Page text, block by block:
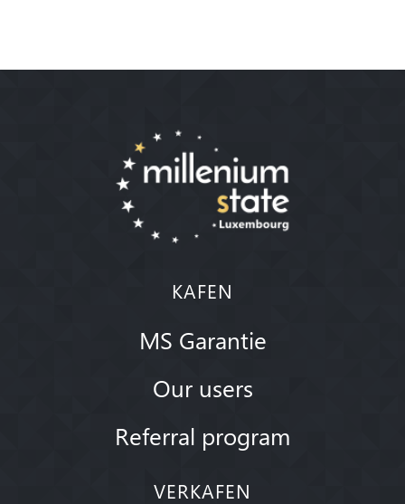
KAFEN
MS Garantie
Our users
Referral program
VERKAFEN